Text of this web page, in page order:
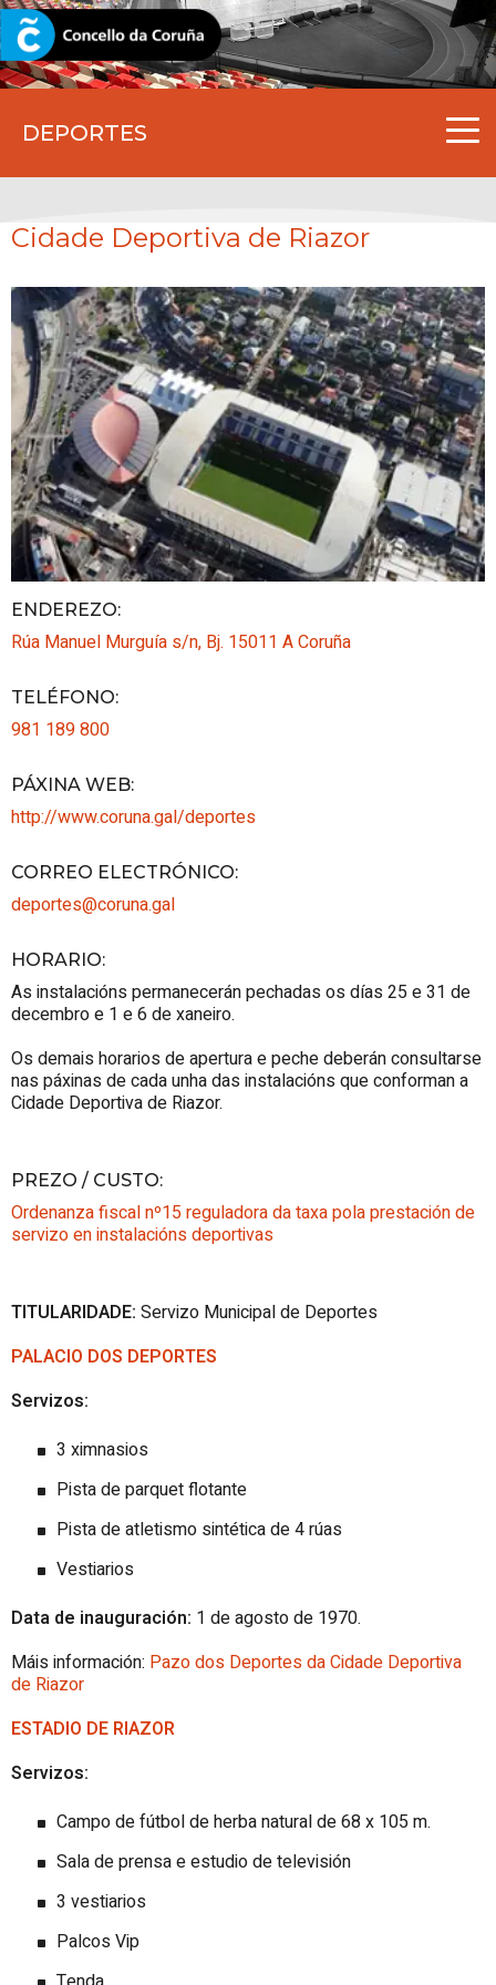
DEPORTES
CORUNA.GAL
Cidade Deportiva de Riazor
ENDEREZO:
Rúa Manuel Murguía s/n, Bj. 15011 A Coruña
TELÉFONO:
981 189 800
PÁXINA WEB:
http://www.coruna.gal/deportes
CORREO ELECTRÓNICO:
deportes@coruna.gal
HORARIO:
As instalacións permanecerán pechadas os días 25 e 31 de
decembro e 1 e 6 de xaneiro.
Os demais horarios de apertura e peche deberán consultarse
nas páxinas de cada unha das instalacións que conforman a
Cidade Deportiva de Riazor.
PREZO / CUSTO:
Ordenanza fiscal nº15 reguladora da taxa pola prestación de
servizo en instalacións deportivas
TITULARIDADE: Servizo Municipal de Deportes
PALACIO DOS DEPORTES
Servizos:
3 ximnasios
Pista de parquet flotante
Pista de atletismo sintética de 4 rúas
Vestiarios
Data de inauguración: 1 de agosto de 1970.
Máis información: Pazo dos Deportes da Cidade Deportiva
de Riazor
ESTADIO DE RIAZOR
Servizos:
Campo de fútbol de herba natural de 68 x 105 m.
Sala de prensa e estudio de televisión
3 vestiarios
Palcos Vip